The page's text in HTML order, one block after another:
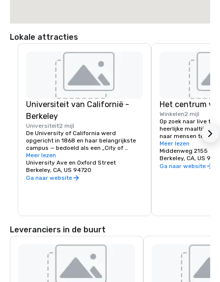
Lokale attracties
Universiteit van Californië -
Berkeley
Universiteit2 mijl
De University of California werd
opgericht in 1868 en haar belangrijkste
campus — bedoeld als een „City of
Learning” — werd opgericht in Berkeley,
aan de San Francisco Bay. Tegenwoordig
is UC Berkeley de belangrijkste openbare
universiteit ter wereld en een bron van
Meer lezen
University Ave en Oxford Street
Berkeley, CA, US 94720
Ga naar website
Het centrum
Winkelen2 mijl
Op zoek naar live
heerlijke maaltijd of
naar mensen te
centrum van
stad met
geweldige
bezoekers komen
Meer lezen
Middenweg 2155
Berkeley, CA, US
Ga naar website
Leveranciers in de buurt